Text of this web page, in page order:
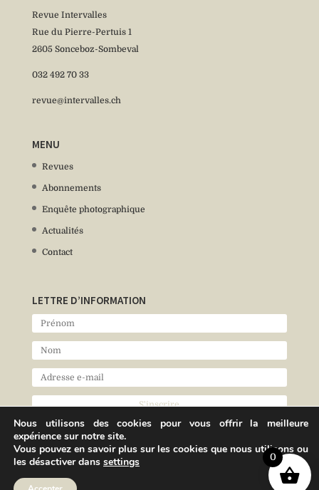
Revue Intervalles
Rue du Pierre-Pertuis 1
2605 Sonceboz-Sombeval
032 492 70 33
revue@intervalles.ch
MENU
Revues
Abonnements
Enquête photographique
Actualités
Contact
LETTRE D’INFORMATION
Nous utilisons des cookies pour vous offrir la meilleure
expérience sur notre site.
Vous pouvez en savoir plus sur les cookies que nous utilisons ou
les désactiver dans settings 0